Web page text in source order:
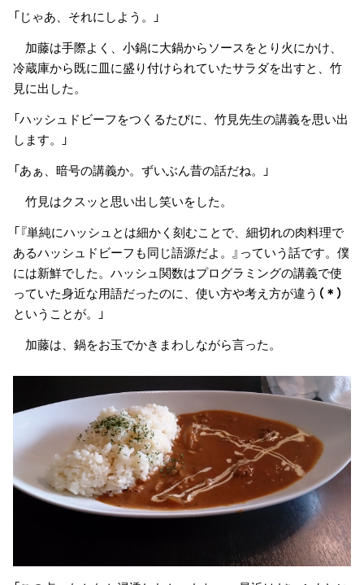
「じゃあ、それにしよう。」
加藤は手際よく、小鍋に大鍋からソースをとり火にかけ、
冷蔵庫から既に皿に盛り付けられていたサラダを出すと、竹
見に出した。
「ハッシュドビーフをつくるたびに、竹見先生の講義を思い出
します。」
「あぁ、暗号の講義か。ずいぶん昔の話だね。」
竹見はクスッと思い出し笑いをした。
「『単純にハッシュとは細かく刻むことで、細切れの肉料理で
あるハッシュドビーフも同じ語源だよ。』っていう話です。僕
には新鮮でした。ハッシュ関数はプログラミングの講義で使
っていた身近な用語だったのに、使い方や考え方が違う （＊）
ということが。」
加藤は、鍋をお玉でかきまわしながら言った。